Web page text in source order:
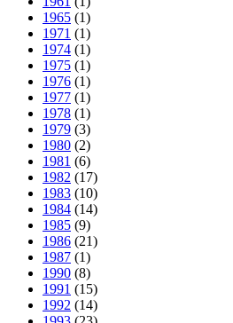
1965 (1)
1971 (1)
1974 (1)
1975 (1)
1976 (1)
1977 (1)
1978 (1)
1979 (3)
1980 (2)
1981 (6)
1982 (17)
1983 (10)
1984 (14)
1985 (9)
1986 (21)
1987 (1)
1990 (8)
1991 (15)
1992 (14)